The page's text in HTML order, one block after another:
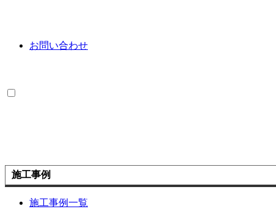
お問い合わせ
施工事例
施工事例一覧